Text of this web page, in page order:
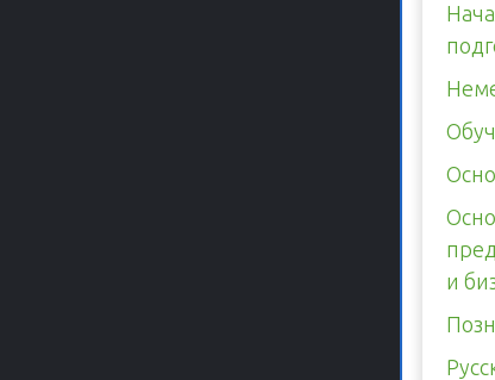
и